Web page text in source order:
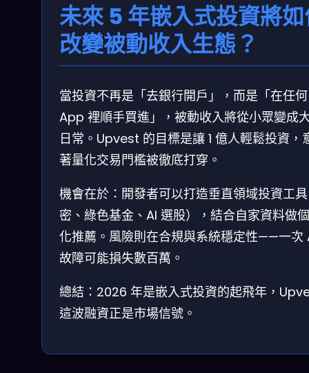
未來 5 年嵌入式投資將
改變被動收入生態？
當投資不再是「去銀行開戶」，而是「在任何
App 裡順手買進」，被動收入將從小眾變成
日常。Upvest 的目標是讓 1 億人輕鬆投資，
著量化交易門檻被徹底打穿。
機會在於：開發者可以打造垂直領域投資工
密、綠色基金、AI 選股），結合自家資料做
化推薦。風險則在合規與系統穩定性——一次
故障可能損失數百萬。
總結：2026 年是嵌入式投資的起飛年，
這波融資正是市場信號。